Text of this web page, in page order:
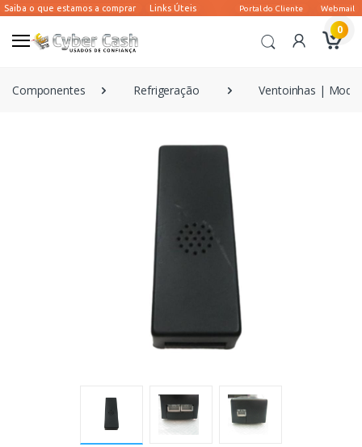
0
Componentes Refrigeração Ventoinhas |